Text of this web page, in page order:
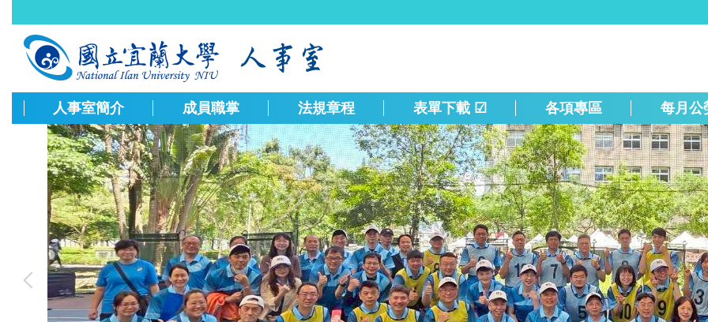
到
容
人事室簡介 成員職掌 法規章程 表單下載 ☑ 各項專區 每月公